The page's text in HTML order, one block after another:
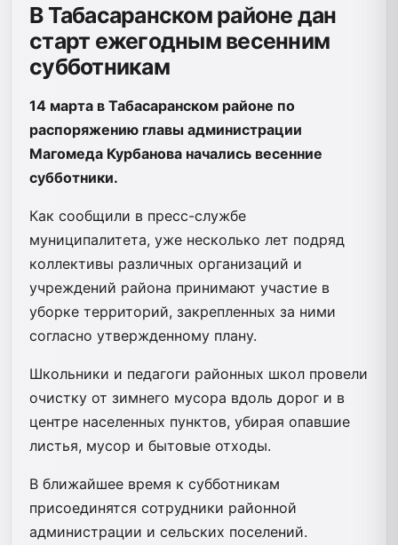
В Табасаранском районе дан
старт ежегодным весенним
субботникам
14 марта в Табасаранском районе по
распоряжению главы администрации
Магомеда Курбанова начались весенние
субботники.
Как сообщили в пресс-службе
муниципалитета, уже несколько лет подряд
коллективы различных организаций и
учреждений района принимают участие в
уборке территорий, закрепленных за ними
согласно утвержденному плану.
Школьники и педагоги районных школ провели
очистку от зимнего мусора вдоль дорог и в
центре населенных пунктов, убирая опавшие
листья, мусор и бытовые отходы.
В ближайшее время к субботникам
присоединятся сотрудники районной
администрации и сельских поселений.